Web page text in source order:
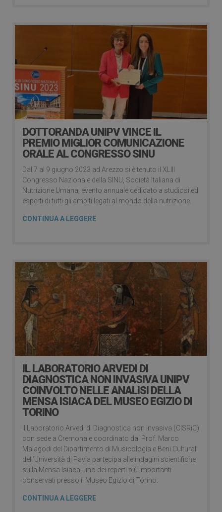
DOTTORANDA UNIPV VINCE IL
PREMIO MIGLIOR COMUNICAZIONE
ORALE AL CONGRESSO SINU
Dal 7 al 9 giugno 2023 ad Arezzo si è tenuto il XLIII
Congresso Nazionale della SINU, Società Italiana di
Nutrizione Umana, evento annuale dedicato a studiosi ed
esperti di tutti gli ambiti legati al mondo della nutrizione.
CONTINUA A LEGGERE
IL LABORATORIO ARVEDI DI
DIAGNOSTICA NON INVASIVA UNIPV
COINVOLTO NELLE ANALISI DELLA
MENSA ISIACA DEL MUSEO EGIZIO DI
TORINO
Il Laboratorio Arvedi di Diagnostica non Invasiva (CISRiC)
con sede a Cremona e coordinato dal Prof. Marco
Malagodi del Dipartimento di Musicologia e Beni Culturali
dell’Università di Pavia partecipa alle indagini scientifiche
sulla Mensa Isiaca, uno dei reperti più importanti
conservati presso il Museo Egizio di Torino.
CONTINUA A LEGGERE